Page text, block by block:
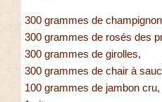
300 grammes de
300 grammes de rosés des
300 grammes de girolles,
300 grammes de chair à
100 grammes de jambon cru,